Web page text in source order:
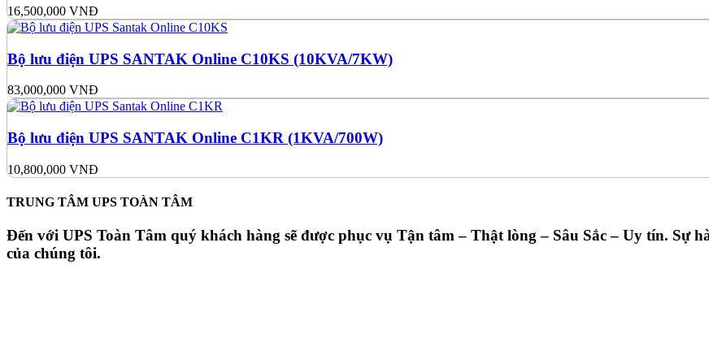
16,500,000 VNĐ
Bộ lưu điện UPS SANTAK Online C10KS (10KVA/7KW)
83,000,000 VNĐ
Bộ lưu điện UPS SANTAK Online C1KR (1KVA/700W)
10,800,000 VNĐ
TRUNG TÂM UPS TOÀN TÂM
Đến với UPS Toàn Tâm quý khách hàng sẽ được phục vụ Tận tâm – Thật lòng – Sâu Sắc – Uy tín. Sự
của chúng tôi.